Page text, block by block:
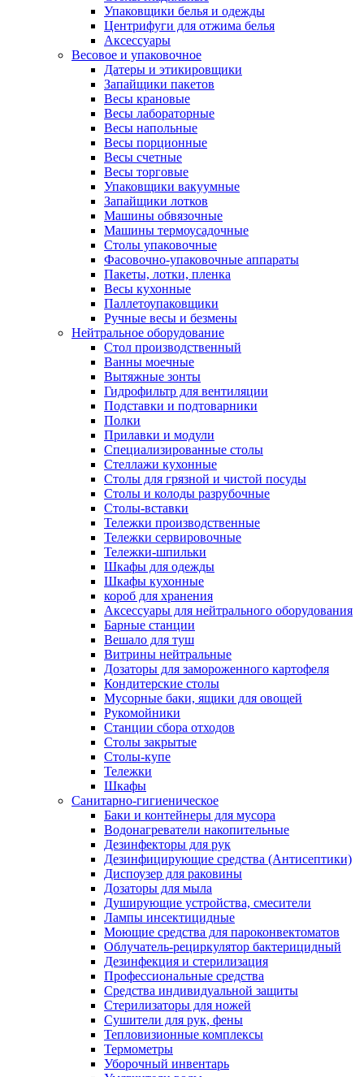
Упаковщики белья и одежды
Центрифуги для отжима белья
Аксессуары
Весовое и упаковочное
Датеры и этикировщики
Запайщики пакетов
Весы крановые
Весы лабораторные
Весы напольные
Весы порционные
Весы счетные
Весы торговые
Упаковщики вакуумные
Запайщики лотков
Машины обвязочные
Машины термоусадочные
Столы упаковочные
Фасовочно-упаковочные аппараты
Пакеты, лотки, пленка
Весы кухонные
Паллетоупаковщики
Ручные весы и безмены
Нейтральное оборудование
Cтол производственный
Ванны моечные
Вытяжные зонты
Гидрофильтр для вентиляции
Подставки и подтоварники
Полки
Прилавки и модули
Специализированные столы
Стеллажи кухонные
Столы для грязной и чистой посуды
Столы и колоды разрубочные
Столы-вставки
Тележки производственные
Тележки сервировочные
Тележки-шпильки
Шкафы для одежды
Шкафы кухонные
короб для хранения
Аксессуары для нейтрального оборудования
Барные станции
Вешало для туш
Витрины нейтральные
Дозаторы для замороженного картофеля
Кондитерские столы
Мусорные баки, ящики для овощей
Рукомойники
Станции сбора отходов
Столы закрытые
Столы-купе
Тележки
Шкафы
Санитарно-гигиеническое
Баки и контейнеры для мусора
Водонагреватели накопительные
Дезинфекторы для рук
Дезинфицирующие средства (Антисептики)
Диспоузер для раковины
Дозаторы для мыла
Душирующие устройства, смесители
Лампы инсектицидные
Моющие средства для пароконвектоматов
Облучатель-рециркулятор бактерицидный
Дезинфекция и стерилизация
Профессиональные средства
Средства индивидуальной защиты
Стерилизаторы для ножей
Сушители для рук, фены
Тепловизионные комплексы
Термометры
Уборочный инвентарь